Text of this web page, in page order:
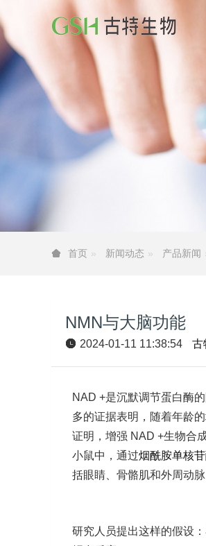
首页 新闻动态 产品新闻
NMN与大脑功能
2024-01-11 11:38:54 古
NAD +是沉默调节蛋白酶
多的证据表明，随着年龄
证明，增强 NAD +生物合
小鼠中，通过烟酰胺单核
括眼睛、骨骼肌和外周动
研究人员提出这样的假设